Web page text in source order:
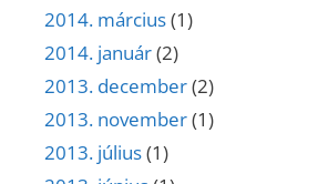
2014. március(1)
2014. január(2)
2013. december(2)
2013. november(1)
2013. július(1)